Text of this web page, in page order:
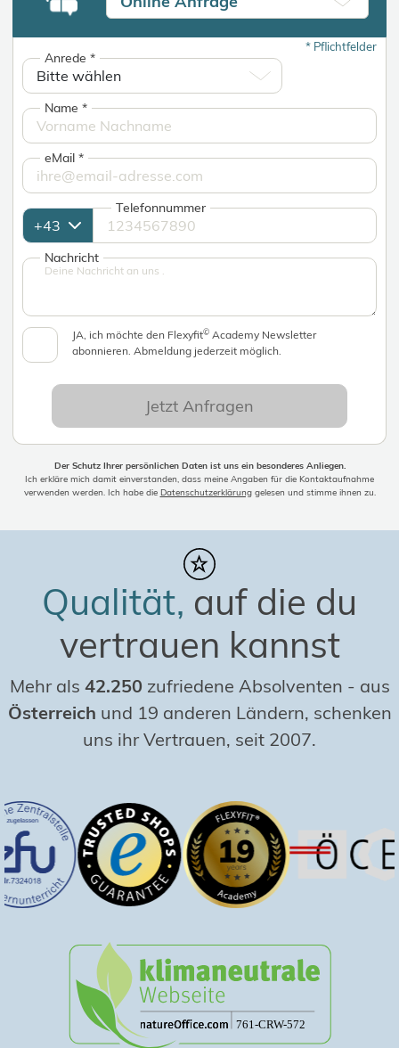
*Pflichtfelder
Anrede*
Name*
eMail*
Telefonnummer
Nachricht
JA, ich möchte den Flexyfit© Academy Newsletter
abonnieren. Abmeldung jederzeit möglich.
Jetzt Anfragen
Der Schutz Ihrer persönlichen Daten ist uns ein besonderes Anliegen.
Ich erkläre mich damit einverstanden, dass meine Angaben für die Kontaktaufnahme
verwenden werden. Ich habe die Datenschutzerklärunggelesen und stimme ihnen zu.
Qualität, auf die du
vertrauen kannst
Mehr als 42.250 zufriedene Absolventen - aus
Österreich und 19 anderen Ländern, schenken
uns ihr Vertrauen, seit 2007.